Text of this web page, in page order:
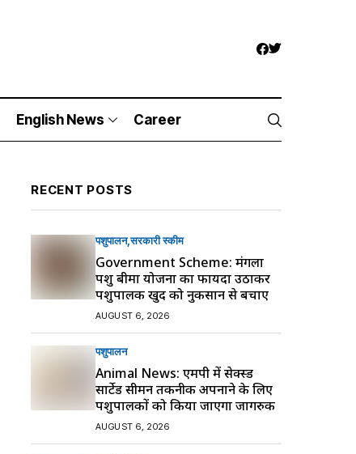
English News Career
RECENT POSTS
पशुपालन सरकारी स्की‍म
Government Scheme: मंगला
पशु बीमा योजना का फायदा उठाकर
पशुपालक खुद को नुकसान से बचाएं
AUGUST 6, 2026
पशुपालन
Animal News: एमपी में सेक्स्ड
सार्टेड सीमन तकनीक अपनाने के लिए
पशुपालकों को किया जाएगा जागरुक
AUGUST 6, 2026